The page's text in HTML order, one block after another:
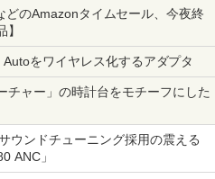
のAmazonタイムセール、今夜終
をワイヤレス化するアダプタ
チャー」の時計台をモチーフにした
ウンドチューニング採用の震える
ANC」